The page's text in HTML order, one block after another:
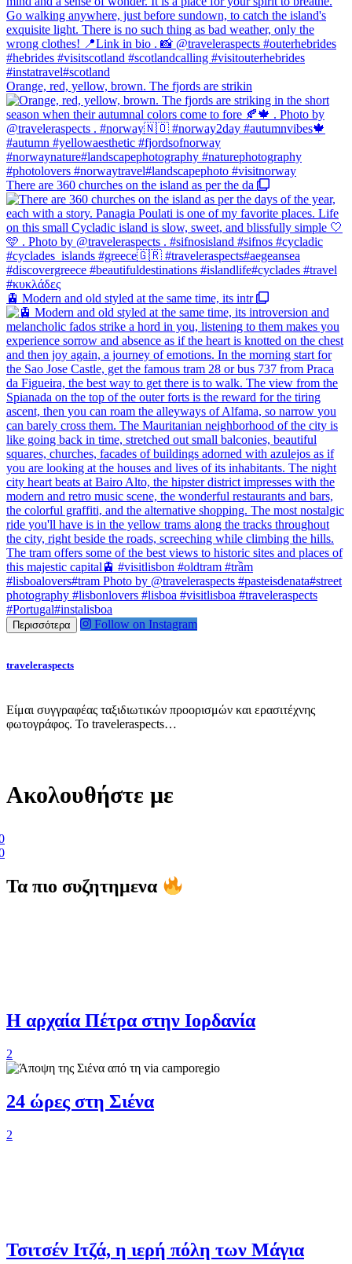
Orange, red, yellow, brown. The fjords are strikin
There are 360 churches on the island as per the da
🚊 Modern and old styled at the same time, its intr
Περισσότερα Follow on Instagram
traveleraspects
Είμαι συγγραφέας ταξιδιωτικών προορισμών και ερασιτέχνης
φωτογράφος. Το traveleraspects…
Ακολουθήστε με
Τα πιο συζητημενα
Η αρχαία Πέτρα στην Ιορδανία
2
24 ώρες στη Σιένα
2
Τσιτσέν Ιτζά, η ιερή πόλη των Μάγια